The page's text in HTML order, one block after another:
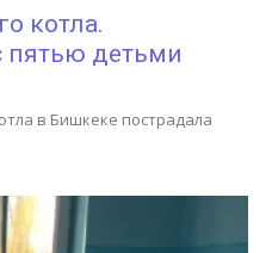
котла.
пятью детьми
в Бишкеке пострадала